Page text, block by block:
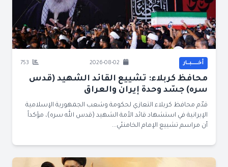
أخــــــبــار
محافظ كربلاء: تشييع القائد الشهيد (قدس
سره) جسّد وحدة إيران والعراق
قدّم محافظ كربلاء التعازي لحكومة وشعب الجمهورية الإسلامية
الإيرانية في استشهاد قائد الأمة الشهيد (قدس الله سره)، مؤكداً
أن مراسم تشييع الإمام الخامنئي...